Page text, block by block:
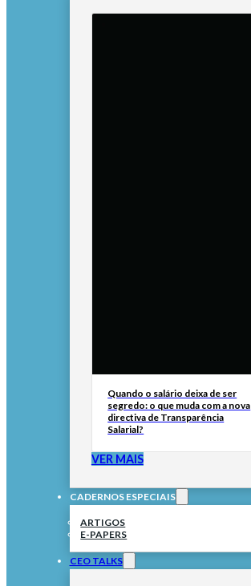
Quando o salário deixa de ser
segredo: o que muda com a nova
directiva de Transparência
Salarial?
VER MAIS
CADERNOS ESPECIAIS
ARTIGOS
E-PAPERS
CEO TALKS